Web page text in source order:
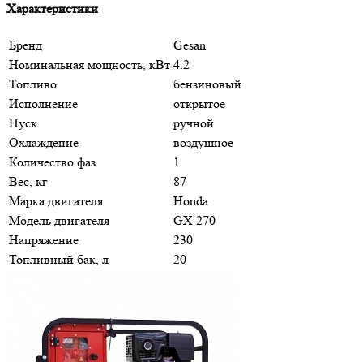
Характеристики
Бренд
Gesan
Номинальная мощность, кВт 4.2
Топливо
бензиновый
Исполнение
открытое
Пуск
ручной
Охлаждение
воздушное
Количество фаз
1
Вес, кг
87
Марка двигателя
Honda
Модель двигателя
GX 270
Напряжение
230
Топливный бак, л
20